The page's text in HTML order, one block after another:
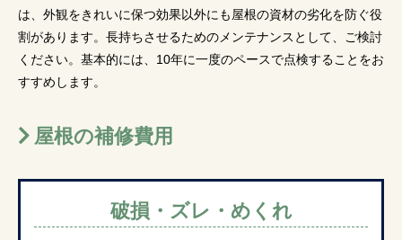
は、外観をきれいに保つ効果以外にも屋根の資材の劣化を防ぐ役
割があります。長持ちさせるためのメンテナンスとして、ご検討
ください。基本的には、10年に一度のペースで点検することをお
すすめします。
屋根の補修費用
破損・ズレ・めくれ